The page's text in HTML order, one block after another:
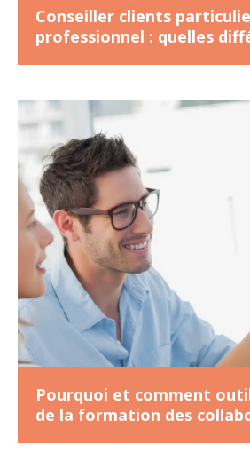
Conseiller clients
professionnel : quelles
Pourquoi et comment
de la formation des